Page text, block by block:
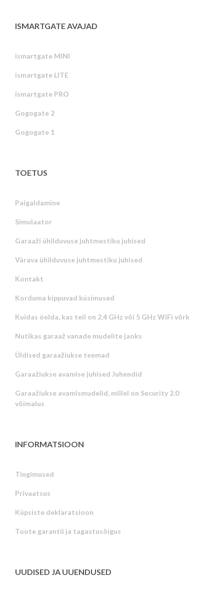
ISMARTGATE AVAJAD
ismartgate MINI
ismartgate LITE
ismartgate PRO
Gogogate 2
Gogogate 1
TOETUS
Paigaldamine
Simulaator
Garaaži ühilduvuse juhtmestiku juhised
Värava ühilduvuse juhtmestiku juhised
Kontakt
Korduma kippuvad küsimused
Kuidas öelda, kas teil on 2,4 GHz või 5 GHz WiFi võrk
Nutikas garaaž vanade mudelite jaoks
Üldised garaažiukse teemad
Garaažiukse avamise juhised Juhendid
Garaažiukse avamismudelid, millel on Security 2.0
võimalus
INFORMATSIOON
Tingimused
Privaatsus
Küpsiste deklaratsioon
Toote garantii ja tagastusõigus
UUDISED JA UUENDUSED